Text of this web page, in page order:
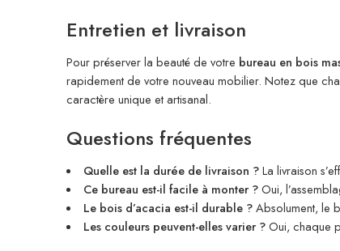
Entretien et livraison
Pour préserver la beauté de votre bureau en bois
rapidement de votre nouveau mobilier. Notez que
caractère unique et artisanal.
Questions fréquentes
Quelle est la durée de livraison ?La livraison
Ce bureau est-il facile à monter ?Oui,
Le bois d’acacia est-il durable ?Absolument, le
Les couleurs peuvent-elles varier ?Oui, chaque